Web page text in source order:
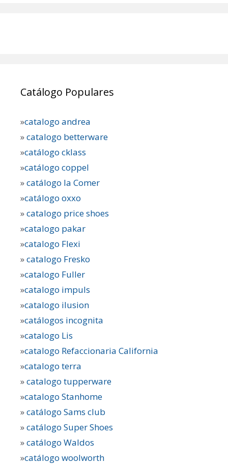
Catálogo Populares
»catalogo andrea
»catalogo betterware
»catálogo cklass
»catálogo coppel
»catálogo la Comer
»catálogo oxxo
»catalogo price shoes
»catalogo pakar
»catalogo Flexi
»catalogo Fresko
»catalogo Fuller
»catalogo impuls
»catalogo ilusion
»catálogos incognita
»catalogo Lis
»catalogo Refaccionaria California
»catalogo terra
»catalogo tupperware
»catalogo Stanhome
»catálogo Sams club
»catálogo Super Shoes
»catálogo Waldos
»catálogo woolworth